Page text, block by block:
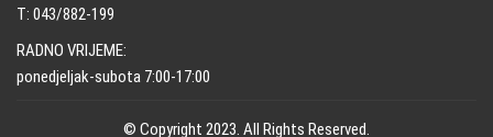
T: 043/882-199
RADNO VRIJEME:
ponedjeljak-subota 7:00-17:00
© Copyright 2023. All Rights Reserved.